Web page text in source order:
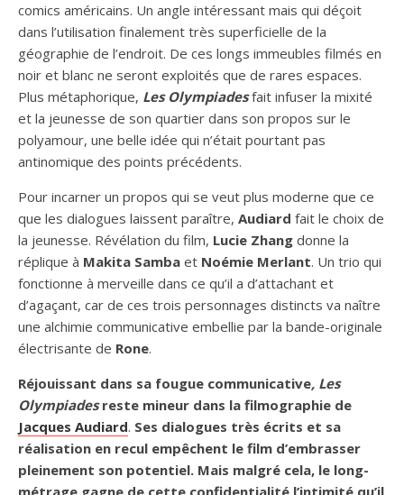
comics américains. Un angle intéressant mais qui déçoit
dans l’utilisation finalement très superficielle de la
géographie de l’endroit. De ces longs immeubles filmés en
noir et blanc ne seront exploités que de rares espaces.
Plus métaphorique, Les Olympiadesfait infuser la mixité
et la jeunesse de son quartier dans son propos sur le
polyamour, une belle idée qui n’était pourtant pas
antinomique des points précédents.
Pour incarner un propos qui se veut plus moderne que ce
que les dialogues laissent paraître, Audiard fait le choix de
la jeunesse. Révélation du film, Lucie Zhang donne la
réplique à Makita Samba et Noémie Merlant. Un trio qui
fonctionne à merveille dans ce qu’il a d’attachant et
d’agaçant, car de ces trois personnages distincts va naître
une alchimie communicative embellie par la bande-originale
électrisante de Rone.
Réjouissant dans sa fougue communicative, Les
Olympiadesreste mineur dans la filmographie de
Jacques Audiard. Ses dialogues très écrits et sa
réalisation en recul empêchent le film d’embrasser
pleinement son potentiel. Mais malgré cela, le long-
métrage gagne de cette confidentialité l’intimité qu’il